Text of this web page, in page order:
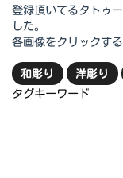
登録頂いてるタトゥ
した。
各画像をクリックす
和彫り 洋彫り
タグキーワード